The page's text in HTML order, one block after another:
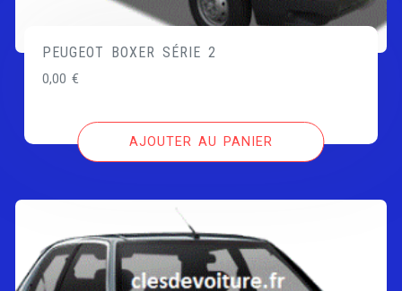
PEUGEOT BOXER SÉRIE 2
0,00€
AJOUTER AU PANIER